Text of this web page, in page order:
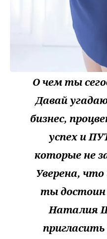
О чем ты
Давай
бизнес,
успех и
которые не
Уверена,
ты достоин
Наталия